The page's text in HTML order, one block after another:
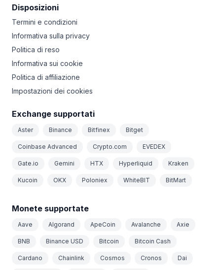
Disposizioni
Termini e condizioni
Informativa sulla privacy
Politica di reso
Informativa sui cookie
Politica di affiliazione
Impostazioni dei cookies
Exchange supportati
Aster Binance Bitfinex Bitget
Coinbase Advanced Crypto.com EVEDEX
Gate.io Gemini HTX Hyperliquid Kraken
Kucoin OKX Poloniex WhiteBIT BitMart
Monete supportate
Aave Algorand ApeCoin Avalanche Axie
BNB Binance USD Bitcoin Bitcoin Cash
Cardano Chainlink Cosmos Cronos Dai